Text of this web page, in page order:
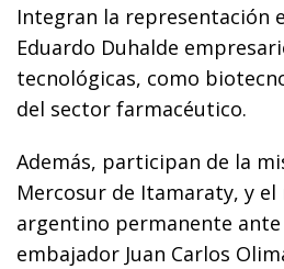
Integran la representación
Eduardo Duhalde
tecnológicas, como
del sector farmacéutico.
Además, participan de la
Mercosur de Itamaraty, y
argentino permanente ante
embajador Juan Carlos